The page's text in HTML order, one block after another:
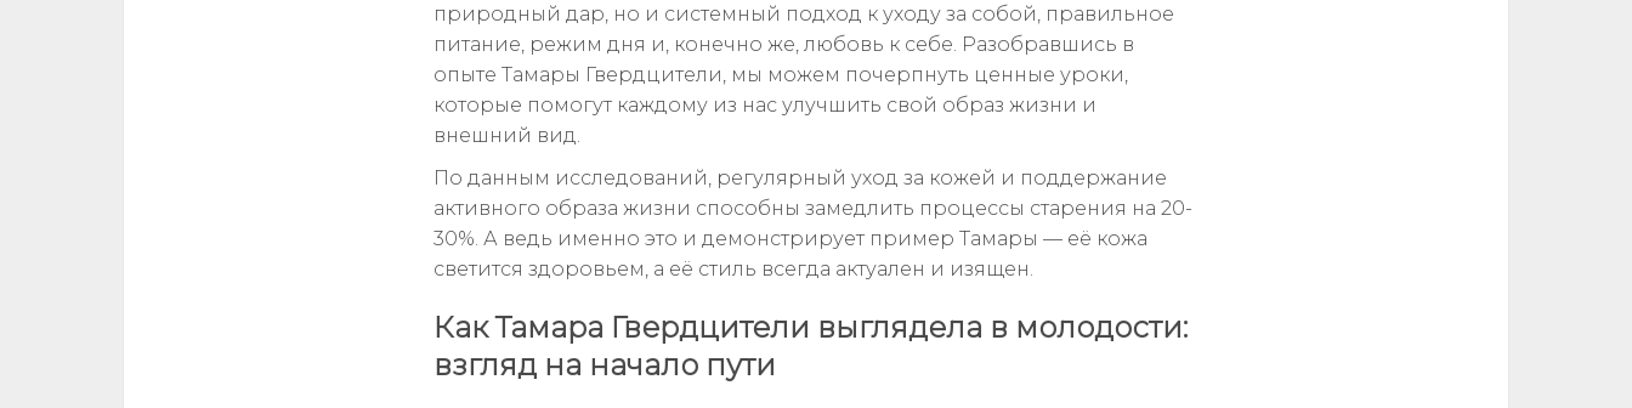
природный дар, но и системный подход к уходу за собой, правильное
питание, режим дня и, конечно же, любовь к себе. Разобравшись в
опыте Тамары Гвердцители, мы можем почерпнуть ценные уроки,
которые помогут каждому из нас улучшить свой образ жизни и
внешний вид.
По данным исследований, регулярный уход за кожей и поддержание
активного образа жизни способны замедлить процессы старения на 20-
30%. А ведь именно это и демонстрирует пример Тамары — её кожа
светится здоровьем, а её стиль всегда актуален и изящен.
Как Тамара Гвердцители выглядела в молодости:
взгляд на начало пути